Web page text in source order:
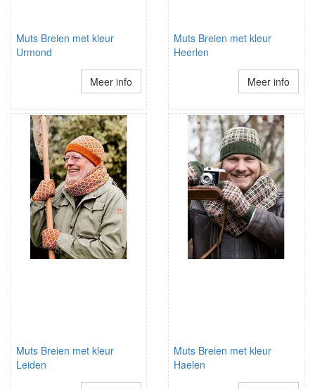
Muts Breien met kleur
Urmond
Meer info
Muts Breien met kleur
Heerlen
Meer info
Muts Breien met kleur
Leiden
Muts Breien met kleur
Haelen